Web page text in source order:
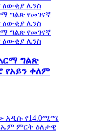
ግልጽ
የአይን ቀለም